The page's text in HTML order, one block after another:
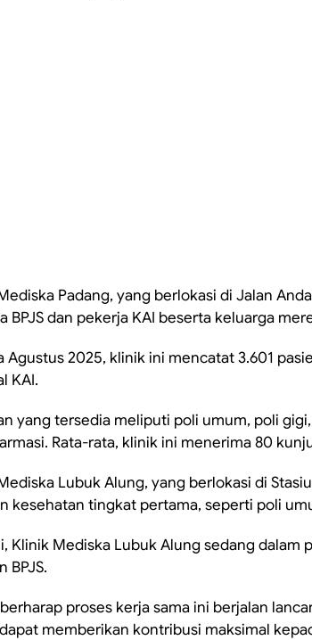
Padang, yang berlokasi di Jalan
BPJS dan pekerja KAI beserta keluarga
Agustus 2025, klinik ini mencatat 3.601
KAI.
yang tersedia meliputi poli umum, poli
Rata-rata, klinik ini menerima 80
Lubuk Alung, yang berlokasi di
kesehatan tingkat pertama, seperti poli
Klinik Mediska Lubuk Alung sedang dalam
BPJS.
proses kerja sama ini berjalan
memberikan kontribusi maksimal